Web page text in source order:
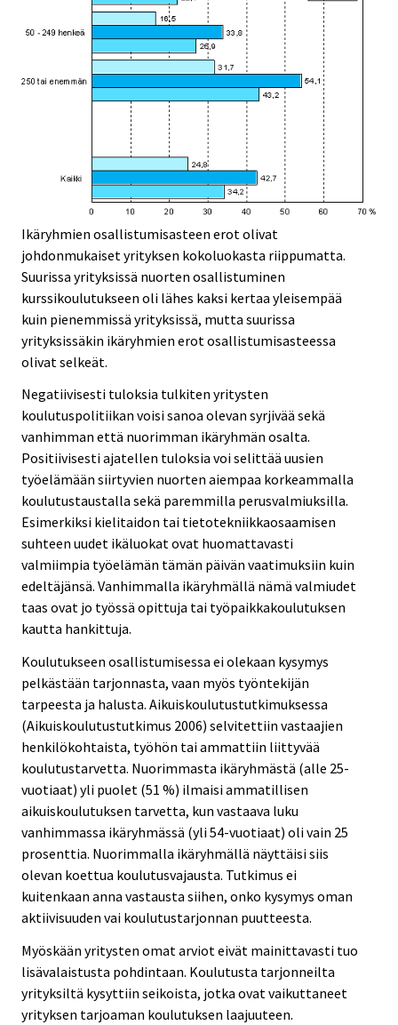
Ikäryhmien osallistumisasteen erot olivat
johdonmukaiset yrityksen kokoluokasta riippumatta.
Suurissa yrityksissä nuorten osallistuminen
kurssikoulutukseen oli lähes kaksi kertaa yleisempää
kuin pienemmissä yrityksissä, mutta suurissa
yrityksissäkin ikäryhmien erot osallistumisasteessa
olivat selkeät.
Negatiivisesti tuloksia tulkiten yritysten
koulutuspolitiikan voisi sanoa olevan syrjivää sekä
vanhimman että nuorimman ikäryhmän osalta.
Positiivisesti ajatellen tuloksia voi selittää uusien
työelämään siirtyvien nuorten aiempaa korkeammalla
koulutustaustalla sekä paremmilla perusvalmiuksilla.
Esimerkiksi kielitaidon tai tietotekniikkaosaamisen
suhteen uudet ikäluokat ovat huomattavasti
valmiimpia työelämän tämän päivän vaatimuksiin kuin
edeltäjänsä. Vanhimmalla ikäryhmällä nämä valmiudet
taas ovat jo työssä opittuja tai työpaikkakoulutuksen
kautta hankittuja.
Koulutukseen osallistumisessa ei olekaan kysymys
pelkästään tarjonnasta, vaan myös työntekijän
tarpeesta ja halusta. Aikuiskoulutustutkimuksessa
(Aikuiskoulutustutkimus 2006) selvitettiin vastaajien
henkilökohtaista, työhön tai ammattiin liittyvää
koulutustarvetta. Nuorimmasta ikäryhmästä (alle 25-
vuotiaat) yli puolet (51 %) ilmaisi ammatillisen
aikuiskoulutuksen tarvetta, kun vastaava luku
vanhimmassa ikäryhmässä (yli 54-vuotiaat) oli vain 25
prosenttia. Nuorimmalla ikäryhmällä näyttäisi siis
olevan koettua koulutusvajausta. Tutkimus ei
kuitenkaan anna vastausta siihen, onko kysymys oman
aktiivisuuden vai koulutustarjonnan puutteesta.
Myöskään yritysten omat arviot eivät mainittavasti tuo
lisävalaistusta pohdintaan. Koulutusta tarjonneilta
yrityksiltä kysyttiin seikoista, jotka ovat vaikuttaneet
yrityksen tarjoaman koulutuksen laajuuteen.